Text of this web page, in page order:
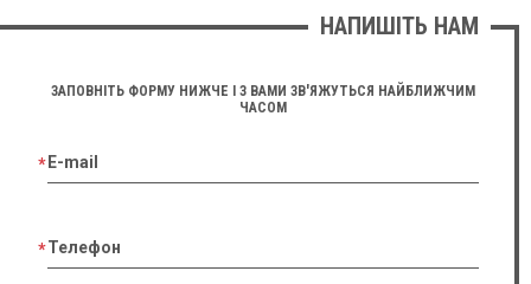
НАПИШІТЬ НАМ
ЗАПОВНІТЬ ФОРМУ НИЖЧЕ І З ВАМИ ЗВ'ЯЖУТЬСЯ НАЙБЛИЖЧИМ
ЧАСОМ
E-mail
Телефон